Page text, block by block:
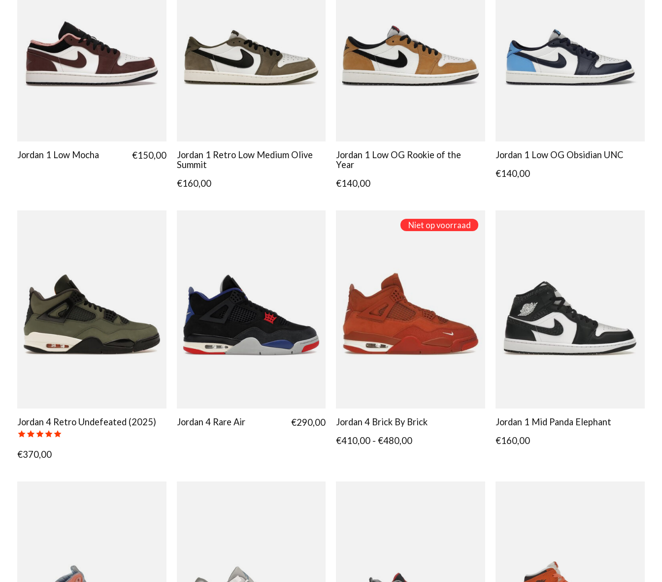
Jordan 1 Low Mocha €150,00
Jordan 1 Retro Low Medium Olive
Summit
€160,00
Jordan 1 Low OG Rookie of the
Year
€140,00
Jordan 1 Low OG Obsidian UNC
€140,00
Jordan 4 Retro Undefeated (2025)
The rating of this product is
€370,00
Jordan 4 Rare Air €290,00
Niet op voorraad
Jordan 4 Brick By Brick
€410,00 - €480,00
Jordan 1 Mid Panda Elephant
€160,00